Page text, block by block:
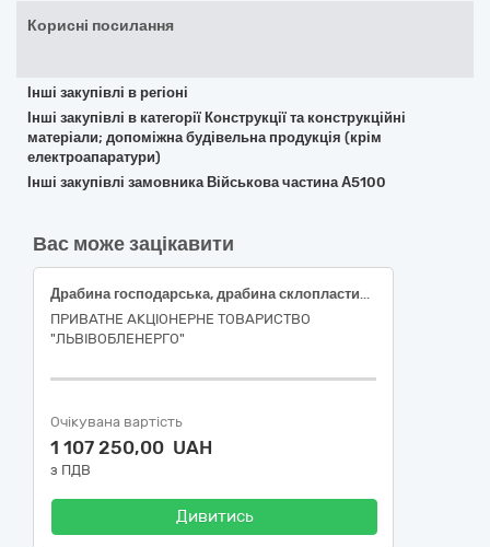
Корисні посилання
Інші закупівлі в регіоні
Інші закупівлі в категорії Конструкції та конструкційні
матеріали; допоміжна будівельна продукція (крім
електроапаратури)
Інші закупівлі замовника Військова частина А5100
Вас може зацікавити
Драбина господарська, драбина склопластикова, драбина трисекційна, драбина до опор
ПРИВАТНЕ АКЦІОНЕРНЕ ТОВАРИСТВО
"ЛЬВІВОБЛЕНЕРГО"
Очікувана вартість
1 107 250,00 UAH
з ПДВ
Дивитись